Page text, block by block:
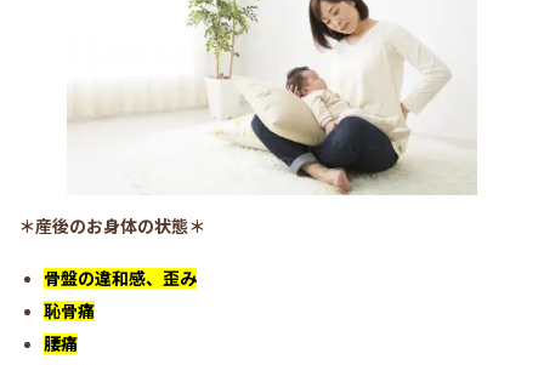
＊産後のお身体の状態＊
骨盤の違和感、歪み
恥骨痛
腰痛